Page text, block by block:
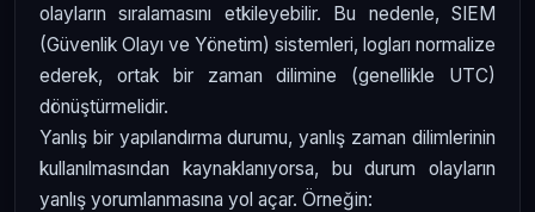
olayların sıralamasını etkileyebilir. Bu nedenle, SIEM
(Güvenlik Olayı ve Yönetim) sistemleri, logları normalize
ederek, ortak bir zaman dilimine (genellikle UTC)
dönüştürmelidir.
Yanlış bir yapılandırma durumu, yanlış zaman dilimlerinin
kullanılmasından kaynaklanıyorsa, bu durum olayların
yanlış yorumlanmasına yol açar. Örneğin: